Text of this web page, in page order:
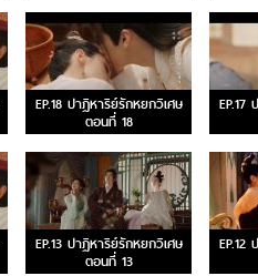
รักอยู่ประตูถัดไป
EP.18 ปาฏิหาริย์รักหยกวิเศษ
ตอนที่ 18
EP.17
EP.13 ปาฏิหาริย์รักหยกวิเศษ
ตอนที่ 13
EP.12